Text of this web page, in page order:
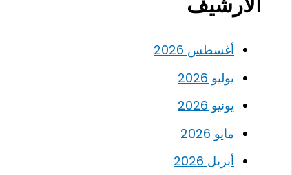
أغسطس 2026
يوليو 2026
يونيو 2026
مايو 2026
أبريل 2026